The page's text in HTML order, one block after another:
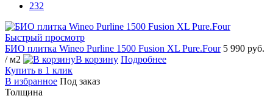
232
Быстрый просмотр
БИО плитка Wineo Purline 1500 Fusion XL Pure.Four 5 990 руб.
/ м2
В корзину Подробнее
Купить в 1 клик
В избранное Под заказ
Толщина